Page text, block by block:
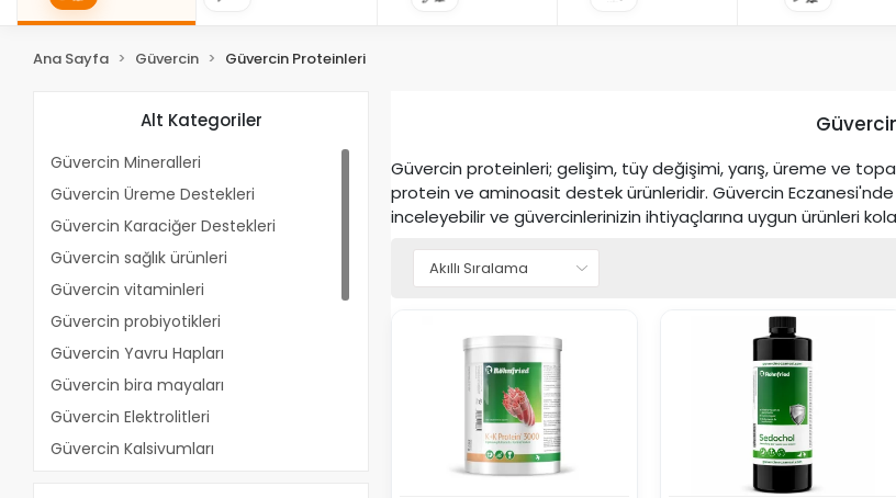
Ana Sayfa Güvercin Güvercin Proteinleri
Alt Kategoriler
Güvercin Mineralleri
Güvercin Üreme Destekleri
Güvercin Karaciğer Destekleri
Güvercin sağlık ürünleri
Güvercin vitaminleri
Güvercin probiyotikleri
Güvercin Yavru Hapları
Güvercin bira mayaları
Güvercin Elektrolitleri
Güvercin Kalsiyumları
Güvercin proteinleri; gelişim, tüy değişimi, yarış, üreme ve
protein ve aminoasit destek ürünleridir. Güvercin
inceleyebilir ve güvercinlerinizin ihtiyaçlarına uygun ürünleri